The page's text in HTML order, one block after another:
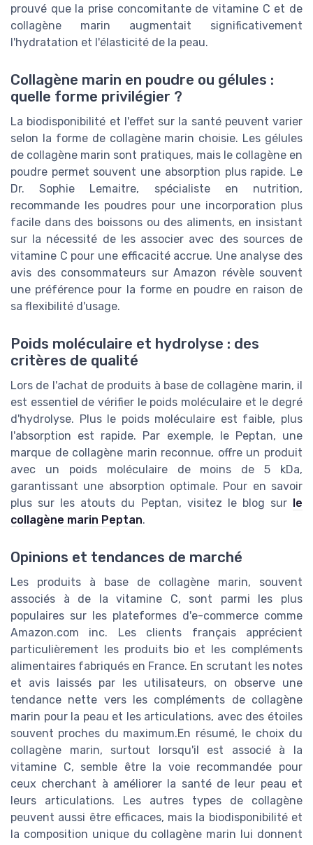
prouvé que la prise concomitante de vitamine C et de
collagène marin augmentait significativement
l'hydratation et l'élasticité de la peau.
Collagène marin en poudre ou gélules :
quelle forme privilégier ?
La biodisponibilité et l'effet sur la santé peuvent varier
selon la forme de collagène marin choisie. Les gélules
de collagène marin sont pratiques, mais le collagène en
poudre permet souvent une absorption plus rapide. Le
Dr. Sophie Lemaitre, spécialiste en nutrition,
recommande les poudres pour une incorporation plus
facile dans des boissons ou des aliments, en insistant
sur la nécessité de les associer avec des sources de
vitamine C pour une efficacité accrue. Une analyse des
avis des consommateurs sur Amazon révèle souvent
une préférence pour la forme en poudre en raison de
sa flexibilité d'usage.
Poids moléculaire et hydrolyse : des
critères de qualité
Lors de l'achat de produits à base de collagène marin, il
est essentiel de vérifier le poids moléculaire et le degré
d'hydrolyse. Plus le poids moléculaire est faible, plus
l'absorption est rapide. Par exemple, le Peptan, une
marque de collagène marin reconnue, offre un produit
avec un poids moléculaire de moins de 5 kDa,
garantissant une absorption optimale. Pour en savoir
plus sur les atouts du Peptan, visitez le blog sur
le
collagène marin Peptan.
Opinions et tendances de marché
Les produits à base de collagène marin, souvent
associés à de la vitamine C, sont parmi les plus
populaires sur les plateformes d'e-commerce comme
Amazon.com inc. Les clients français apprécient
particulièrement les produits bio et les compléments
alimentaires fabriqués en France. En scrutant les notes
et avis laissés par les utilisateurs, on observe une
tendance nette vers les compléments de collagène
marin pour la peau et les articulations, avec des étoiles
souvent proches du maximum.En résumé, le choix du
collagène marin, surtout lorsqu'il est associé à la
vitamine C, semble être la voie recommandée pour
ceux cherchant à améliorer la santé de leur peau et
leurs articulations. Les autres types de collagène
peuvent aussi être efficaces, mais la biodisponibilité et
la composition unique du collagène marin lui donnent